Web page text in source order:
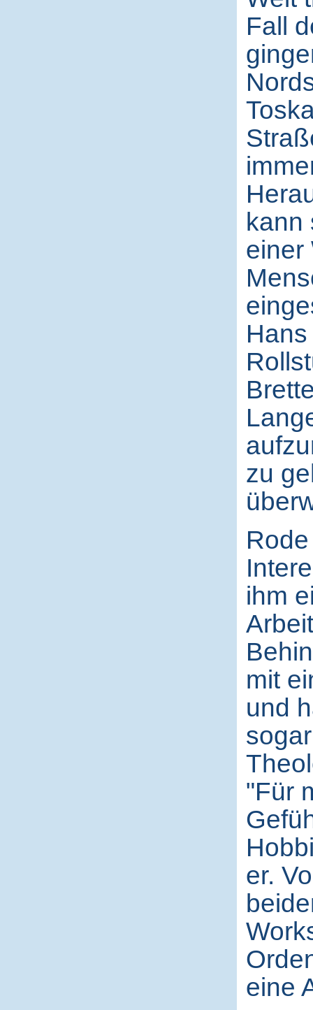
Fall
kann
einer
zu
ihm
mit
und
"Für
er.
eine